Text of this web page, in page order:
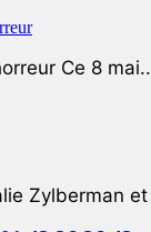
Ce 8
Zylberman